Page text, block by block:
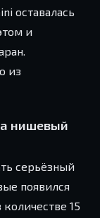
оставалась
и
из
нишевый
серьёзный
появился
15